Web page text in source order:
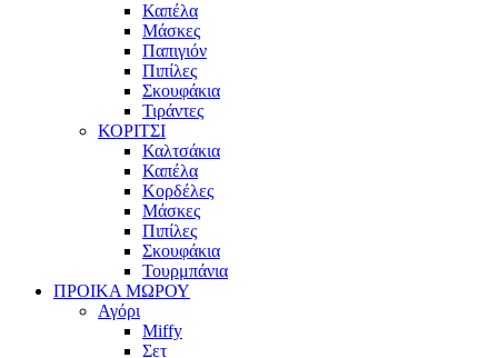
Καπέλα
Μάσκες
Παπιγιόν
Πιπίλες
Σκουφάκια
Τιράντες
ΚΟΡΙΤΣΙ
Καλτσάκια
Καπέλα
Κορδέλες
Μάσκες
Πιπίλες
Σκουφάκια
Τουρμπάνια
ΠΡΟΙΚΑ ΜΩΡΟΥ
Αγόρι
Miffy
Σετ